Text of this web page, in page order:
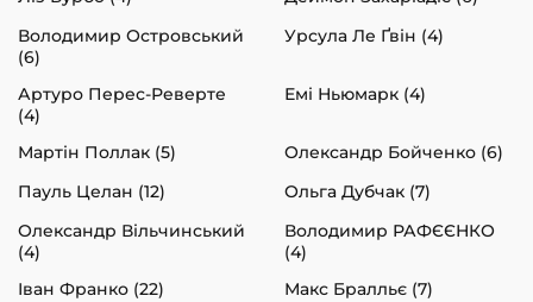
Володимир Островський
(6)
Урсула Ле Ґвін (4)
Артуро Перес-Реверте
(4)
Емі Ньюмарк (4)
Мартін Поллак (5)
Олександр Бойченко (6)
Пауль Целан (12)
Ольга Дубчак (7)
Олександр Вільчинський
(4)
Володимир РАФЄЄНКО
(4)
Іван Франко (22)
Макс Бралльє (7)